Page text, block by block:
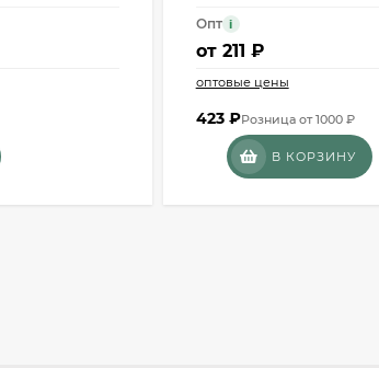
Опт i
от 211 ₽
оптовые цены
423 ₽Розница от 1000 ₽
В КОРЗИНУ